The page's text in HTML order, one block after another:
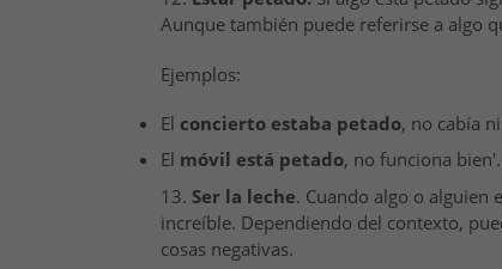
Aunque también puede referirse a algo
Ejemplos:
El concierto estaba petado, no cabía
El móvil está petado, no funciona bien'.
13. Ser la leche. Cuando algo o alguien
increíble. Dependiendo del contexto,
cosas negativas.